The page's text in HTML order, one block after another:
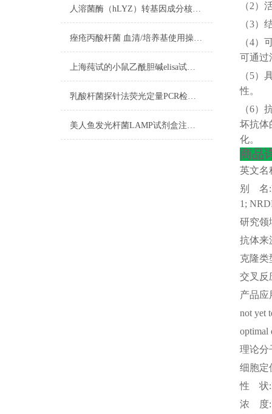
人溶菌酶（hLYZ）转基因成分核酸检测试剂盒​的试剂准备
痤疮丙酸杆菌 血清/培养基使用操作方法
上海莼试的小鼠乙酰胆碱elisa试剂盒是您科研试剂领域中的可信伙伴
乳酸杆菌探针法荧光定量PCR检测试剂盒使用方法
美人鱼发光杆菌LAMP试剂盒注意事项
（2）
（3）
（4）
可通过
（5）
性。
（6）
坏抗体
化。
商品
英文名
别
名
1;
研究领
抗体来
克隆类
交叉反
产品应
not yet
optimal
理论分
细胞定
性
状
浓
度